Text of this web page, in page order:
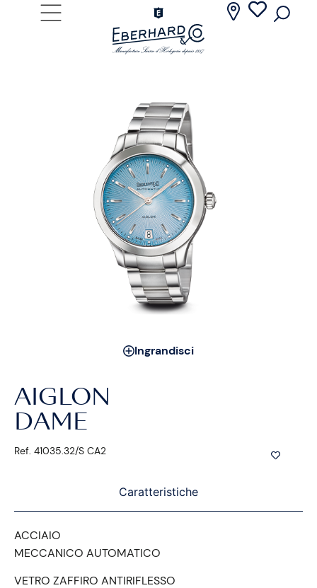
Ingrandisci
AIGLON
DAME
Ref. 41035.32/S CA2
Caratteristiche
ACCIAIO
MECCANICO AUTOMATICO
VETRO ZAFFIRO ANTIRIFLESSO